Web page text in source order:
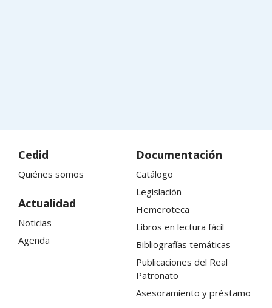
Cedid
Quiénes somos
Actualidad
Noticias
Agenda
Documentación
Catálogo
Legislación
Hemeroteca
Libros en lectura fácil
Bibliografías temáticas
Publicaciones del Real
Patronato
Asesoramiento y préstamo